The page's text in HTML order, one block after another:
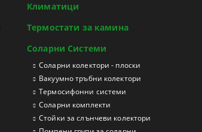
Климатици
Термостати за камина
Соларни Системи
Соларни колектори - плоски
Вакуумно тръбни колектори
Термосифонни системи
Соларни комплекти
Стойки за слънчеви колектори